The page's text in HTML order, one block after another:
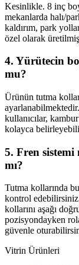
Kesinlikle. 8 inç
mekanlarda halı/
kaldırım, park
özel olarak
4. Yürütecin
mu?
Ürünün tutma
kullanıcılar,
kolayca
5. Fren sistemi
mı?
Tutma kollarında
kontrol
kollarını aşağı
pozisyondayken
güvenle
Vitrin Ürünleri